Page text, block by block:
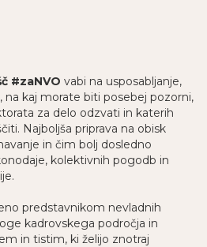
#zaNVO vabi na usposabljanje,
kaj morate biti posebej pozorni,
za delo odzvati in katerih
Najboljša priprava na obisk
in čim bolj dosledno
kolektivnih pogodb in
predstavnikom nevladnih
kadrovskega področja in
in tistim, ki želijo znotraj